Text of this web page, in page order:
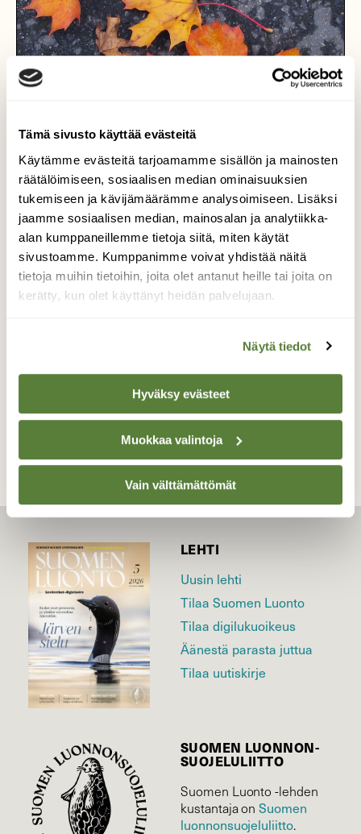
Tämä sivusto käyttää evästeitä
Käytämme evästeitä tarjoamamme sisällön ja mainosten
räätälöimiseen, sosiaalisen median ominaisuuksien
tukemiseen ja kävijämäärämme analysoimiseen. Lisäksi
jaamme sosiaalisen median, mainosalan ja analytiikka-
alan kumppaneillemme tietoja siitä, miten käytät
sivustoamme. Kumppanimme voivat yhdistää näitä
tietoja muihin tietoihin, joita olet antanut heille tai joita on
kerätty, kun olet käyttänyt heidän palvelujaan.
Näytä tiedot
Hyväksy evästeet
Muokkaa valintoja
Vain välttämättömät
Lehtiä
Syksyn lehtiä, kuvattu 29.9.2016.
TAKAISIN LISTAAN
LEHTI
Uusin lehti
Tilaa Suomen Luonto
Tilaa digilukuoikeus
Äänestä parasta juttua
Tilaa uutiskirje
SUOMEN LUONNON­
SUOJELU­LIITTO
Suomen Luonto -lehden
kustantaja onSuomen
luonnonsuojelu­liitto.